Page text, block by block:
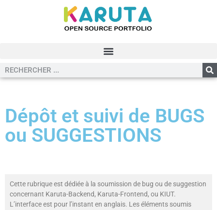
Dépôt et suivi de BUGS
ou SUGGESTIONS
Cette rubrique est dédiée à la soumission de bug ou de suggestion
concernant Karuta-Backend, Karuta-Frontend, ou KIUT.
L’interface est pour l’instant en anglais. Les éléments soumis